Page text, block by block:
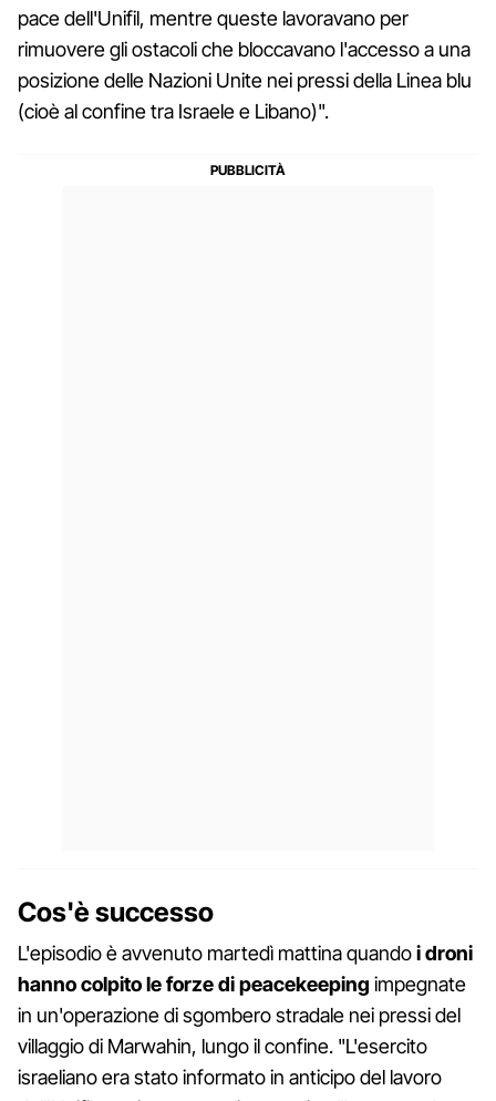
pace dell'Unifil, mentre queste lavoravano per
rimuovere gli ostacoli che bloccavano l'accesso a una
posizione delle Nazioni Unite nei pressi della Linea blu
(cioè al confine tra Israele e Libano)".
Cos'è successo
L'episodio è avvenuto martedì mattina quandoi droni
hanno colpito le forze di peacekeeping impegnate
in un'operazione di sgombero stradale nei pressi del
villaggio di Marwahin, lungo il confine. "L'esercito
israeliano era stato informato in anticipo del lavoro